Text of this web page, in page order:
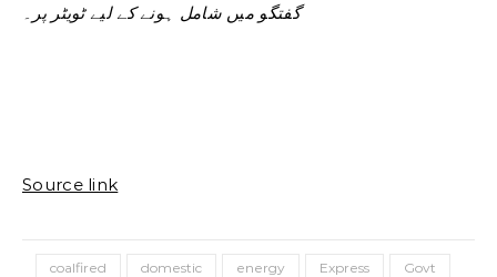
گفتگو میں شامل ہونے کے لیے ٹویٹر پر۔
Source link
coalfired domestic energy Express
Govt